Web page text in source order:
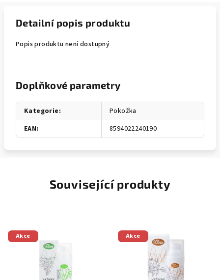
Detailní popis produktu
Popis produktu není dostupný
Doplňkové parametry
Kategorie:
Pokožka
EAN: 8594022240190
Související produkty
Akce Akce